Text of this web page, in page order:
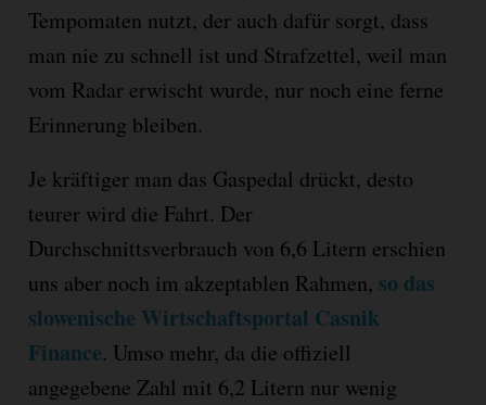
Tempomaten nutzt, der auch dafür sorgt, dass
man nie zu schnell ist und Strafzettel, weil man
vom Radar erwischt wurde, nur noch eine ferne
Erinnerung bleiben.
Je kräftiger man das Gaspedal drückt, desto
teurer wird die Fahrt. Der
Durchschnittsverbrauch von 6,6 Litern erschien
uns aber noch im akzeptablen Rahmen, so das
slowenische Wirtschaftsportal Casnik
Finance. Umso mehr, da die offiziell
angegebene Zahl mit 6,2 Litern nur wenig